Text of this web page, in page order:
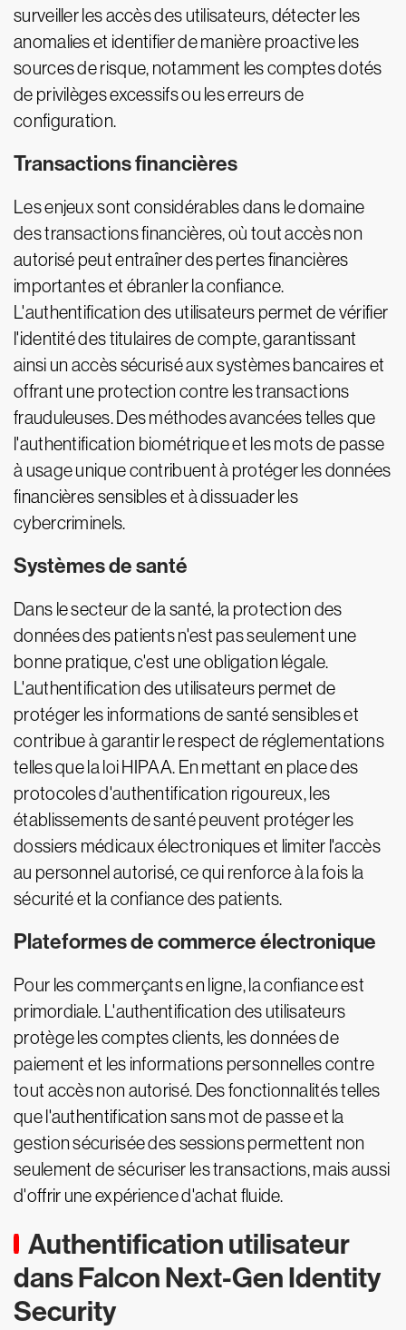
surveiller les accès des utilisateurs, détecter les
anomalies et identifier de manière proactive les
sources de risque, notamment les comptes dotés
de privilèges excessifs ou les erreurs de
configuration.
Transactions financières
Les enjeux sont considérables dans le domaine
des transactions financières, où tout accès non
autorisé peut entraîner des pertes financières
importantes et ébranler la confiance.
L'authentification des utilisateurs permet de vérifier
l'identité des titulaires de compte, garantissant
ainsi un accès sécurisé aux systèmes bancaires et
offrant une protection contre les transactions
frauduleuses. Des méthodes avancées telles que
l'authentification biométrique et les mots de passe
à usage unique contribuent à protéger les données
financières sensibles et à dissuader les
cybercriminels.
Systèmes de santé
Dans le secteur de la santé, la protection des
données des patients n'est pas seulement une
bonne pratique, c'est une obligation légale.
L'authentification des utilisateurs permet de
protéger les informations de santé sensibles et
contribue à garantir le respect de réglementations
telles que la loi HIPAA. En mettant en place des
protocoles d'authentification rigoureux, les
établissements de santé peuvent protéger les
dossiers médicaux électroniques et limiter l'accès
au personnel autorisé, ce qui renforce à la fois la
sécurité et la confiance des patients.
Plateformes de commerce électronique
Pour les commerçants en ligne, la confiance est
primordiale. L'authentification des utilisateurs
protège les comptes clients, les données de
paiement et les informations personnelles contre
tout accès non autorisé. Des fonctionnalités telles
que l'authentification sans mot de passe et la
gestion sécurisée des sessions permettent non
seulement de sécuriser les transactions, mais aussi
d'offrir une expérience d'achat fluide.
Authentification utilisateur
dans Falcon Next-Gen Identity
Security